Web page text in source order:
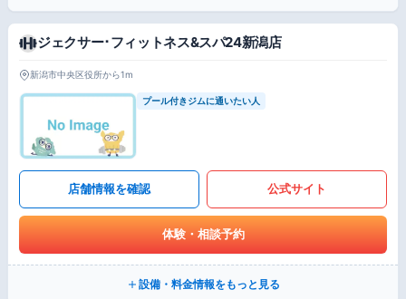
ジェクサー･フィットネス&スパ24新潟店
新潟市中央区役所から1m
プール付きジムに通いたい人
店舗情報を確認 公式サイト
体験・相談予約
設備・料金情報をもっと見る